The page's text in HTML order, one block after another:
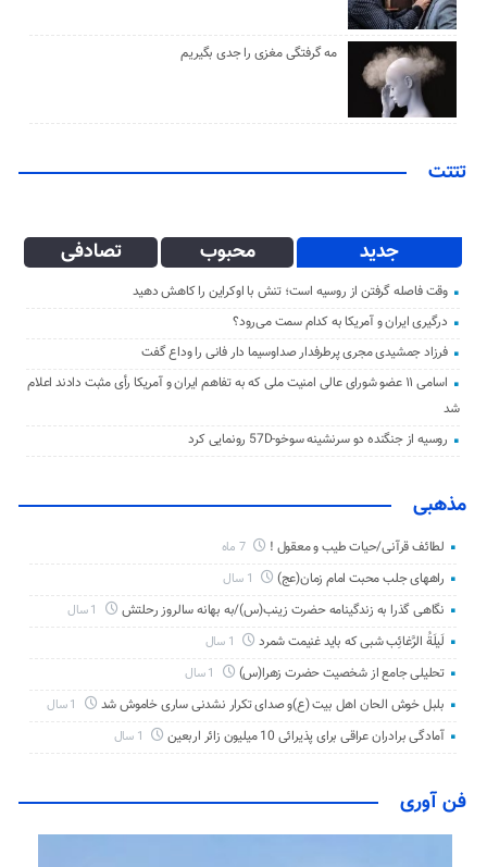
مه گرفتگی مغزی را جدی بگیریم
تتتت
جدید محبوب تصادفی
وقت فاصله گرفتن از روسیه است؛ تنش با اوکراین را کاهش دهید
درگیری ایران و آمریکا به کدام سمت می‌رود؟
فرزاد جمشیدی مجری پرطرفدار صداوسیما دار فانی را وداع گفت
اسامی ۱۱ عضو شورای عالی امنیت ملی که به تفاهم ایران و آمریکا رأی مثبت دادند اعلام
شد
روسیه از جنگنده دو سرنشینه سوخو-57D رونمایی کرد
مذهبی
لطائف قرآنی/حیات طیب و معقول ! 7 ماه
راههای جلب محبت امام زمان(عج)
نگاهی گذرا به زندگینامه حضرت زینب(س)/به بهانه سالروز رحلتش
لَیلَةُ الرَّغائِب شبی که باید غنیمت شمرد
تحلیلی جامع از شخصیت حضرت زهرا(س)
بلبل خوش الحان اهل بیت (ع)و صدای تکرار نشدنی ساری خاموش شد
آمادگی برادران عراقی برای پذیرائی 10 میلیون زائر اربعین
فن آوری